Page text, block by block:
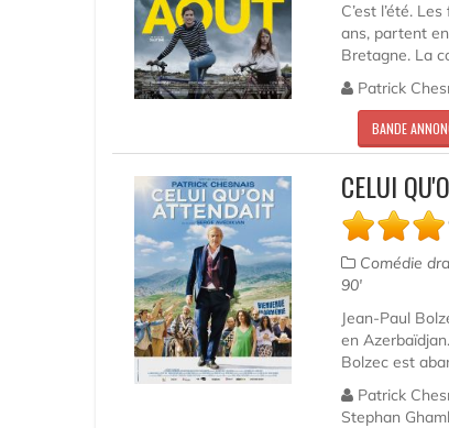
C’est l’été.
ans, partent
Bretagne. La
Patrick
BANDE
CELUI
Comédie
90'
Jean-Paul
en
Bolzec est
Patrick
Stephan